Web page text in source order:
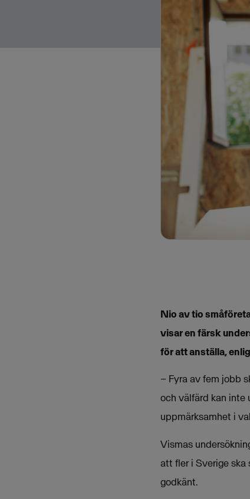
Nio av tio
visar en färsk
för att anställa,
– Fyra av fem jobb
och välfärd kan inte
uppmärksamhet i
Vismas
att fler i Sverige ska
godkänt.